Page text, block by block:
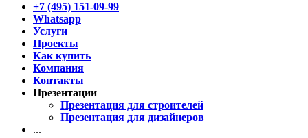
+7 (495) 151-09-99
Whatsapp
Услуги
Проекты
Как купить
Компания
Контакты
Презентации
Презентация для строителей
Презентация для дизайнеров
...